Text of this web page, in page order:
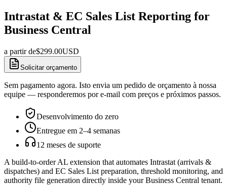
Intrastat & EC Sales List Reporting for
Business Central
a partir de$299.00USD
Solicitar orçamento
Sem pagamento agora. Isto envia um pedido de orçamento à nossa
equipe — responderemos por e-mail com preços e próximos passos.
Desenvolvimento do zero
Entregue em 2–4 semanas
12 meses de suporte
A build-to-order AL extension that automates Intrastat (arrivals &
dispatches) and EC Sales List preparation, threshold monitoring, and
authority file generation directly inside your Business Central tenant.